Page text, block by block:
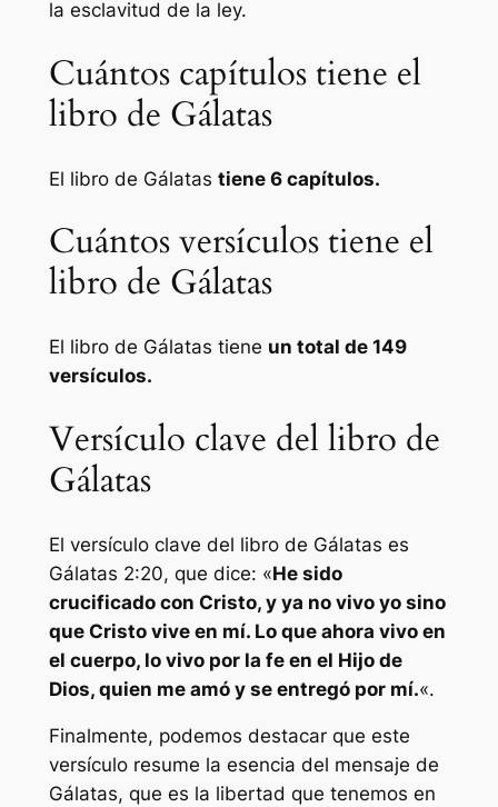
la esclavitud de la ley.
Cuántos capítulos tiene el
libro de Gálatas
El libro de Gálatas tiene 6 capítulos.
Cuántos versículos tiene el
libro de Gálatas
El libro de Gálatas tiene un total de 149
versículos.
Versículo clave del libro de
Gálatas
El versículo clave del libro de Gálatas es
Gálatas 2:20, que dice: «He sido
crucificado con Cristo, y ya no vivo yo sino
que Cristo vive en mí. Lo que ahora vivo en
el cuerpo, lo vivo por la fe en el Hijo de
Dios, quien me amó y se entregó por mí.«.
Finalmente, podemos destacar que este
versículo resume la esencia del mensaje de
Gálatas, que es la libertad que tenemos en